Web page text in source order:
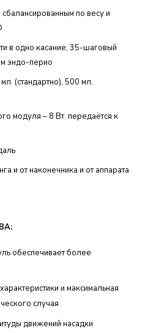
по весу и
в одно касание, 35-шаговый
эндо-перио
(стандартно), 500 мл.
модуля – 8 Вт. передаётся к
и от наконечника и от аппарата
обеспечивает более
и максимальная
случая
движений насадки